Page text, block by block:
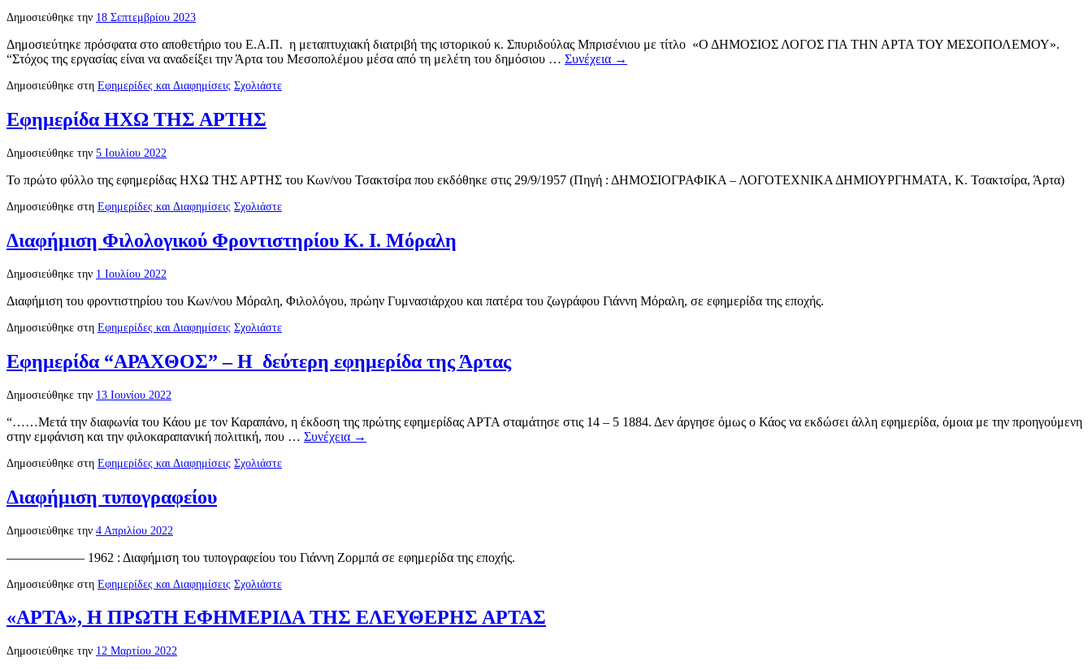
Δημοσιεύθηκε την 18 Σεπτεμβρίου 2023
Δημοσιεύτηκε πρόσφατα στο αποθετήριο του Ε.Α.Π. η μεταπτυχιακή διατριβή της ιστορικού κ. Σπυριδούλας Μπρισένιου με τίτλο «Ο ΔΗΜΟΣΙΟΣ ΛΟΓΟΣ ΓΙΑ ΤΗΝ ΑΡΤΑ ΤΟΥ ΜΕΣΟΠΟΛΕΜΟΥ».
“Στόχος της εργασίας είναι να αναδείξει την Άρτα του Mεσοπολέμου μέσα από τη μελέτη του δημόσιου … Συνέχεια →
Δημοσιεύθηκε στη Εφημερίδες και Διαφημίσεις Σχολιάστε
Εφημερίδα ΗΧΩ ΤΗΣ ΑΡΤΗΣ
Δημοσιεύθηκε την 5 Ιουλίου 2022
Το πρώτο φύλλο της εφημερίδας ΗΧΩ ΤΗΣ ΑΡΤΗΣ του Κων/νου Τσακτσίρα που εκδόθηκε στις 29/9/1957 (Πηγή : ΔΗΜΟΣΙΟΓΡΑΦΙΚΑ – ΛΟΓΟΤΕΧΝΙΚΑ ΔΗΜΙΟΥΡΓΗΜΑΤΑ, Κ. Τσακτσίρα, Άρτα)
Δημοσιεύθηκε στη Εφημερίδες και Διαφημίσεις Σχολιάστε
Διαφήμιση Φιλολογικού Φροντιστηρίου Κ. Ι. Μόραλη
Δημοσιεύθηκε την 1 Ιουλίου 2022
Διαφήμιση του φροντιστηρίου του Κων/νου Μόραλη, Φιλολόγου, πρώην Γυμνασιάρχου και πατέρα του ζωγράφου Γιάννη Μόραλη, σε εφημερίδα της εποχής.
Δημοσιεύθηκε στη Εφημερίδες και Διαφημίσεις Σχολιάστε
Εφημερίδα “ΑΡΑΧΘΟΣ” – Η δεύτερη εφημερίδα της Άρτας
Δημοσιεύθηκε την 13 Ιουνίου 2022
“……Μετά την διαφωνία του Κάου με τον Καραπάνο, η έκδοση της πρώτης εφημερίδας ΑΡΤΑ σταμάτησε στις 14 – 5 1884. Δεν άργησε όμως ο Κάος να εκδώσει άλλη εφημερίδα, όμοια με την προηγούμενη
στην εμφάνιση και την φιλοκαραπανική πολιτική, που … Συνέχεια →
Δημοσιεύθηκε στη Εφημερίδες και Διαφημίσεις Σχολιάστε
Διαφήμιση τυπογραφείου
Δημοσιεύθηκε την 4 Απριλίου 2022
—————— 1962 : Διαφήμιση του τυπογραφείου του Γιάννη Ζορμπά σε εφημερίδα της εποχής.
Δημοσιεύθηκε στη Εφημερίδες και Διαφημίσεις Σχολιάστε
«ΑΡΤΑ», Η ΠΡΩΤΗ ΕΦΗΜΕΡΙΔΑ ΤΗΣ ΕΛΕΥΘΕΡΗΣ ΑΡΤΑΣ
Δημοσιεύθηκε την 12 Μαρτίου 2022